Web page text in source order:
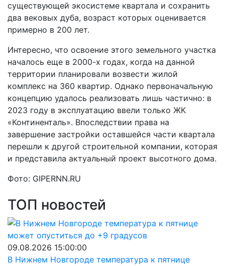
существующей экосистеме квартала и сохранить
два вековых дуба, возраст которых оценивается
примерно в 200 лет.
Интересно, что освоение этого земельного участка
началось еще в 2000-х годах, когда на данной
территории планировали возвести жилой
комплекс на 360 квартир. Однако первоначальную
концепцию удалось реализовать лишь частично: в
2023 году в эксплуатацию ввели только ЖК
«Континенталь». Впоследствии права на
завершение застройки оставшейся части квартала
перешли к другой строительной компании, которая
и представила актуальный проект высотного дома.
Фото: GIPERNN.RU
ТОП новостей
09.08.2026 15:00:00
В Нижнем Новгороде температура к пятнице